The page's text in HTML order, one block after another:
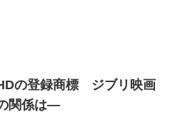
の登録商標 ジブリ映画
関係は—